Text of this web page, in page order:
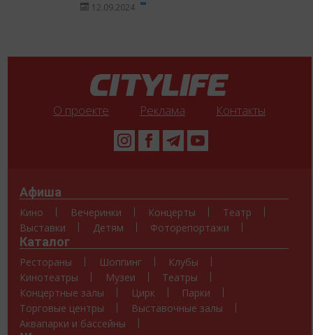
12.09.2024
О проекте Реклама Контакты
Афиша
Кино Вечеринки Концерты
Театр
Выставки
Детям Фоторепортажи
Каталог
Рестораны Шоппинг
Клубы
Кинотеатры
Музеи
Театры
Концертные залы
Цирк
Парки
Торговые центры
Выставочные залы
Аквапарки и бассейны